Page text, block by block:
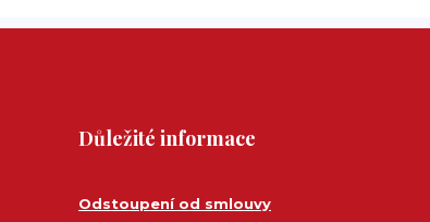
Důležité informace
Odstoupení od smlouvy